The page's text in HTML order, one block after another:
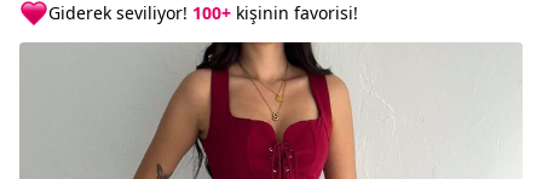
Giderek seviliyor! 100+ kişinin favorisi!